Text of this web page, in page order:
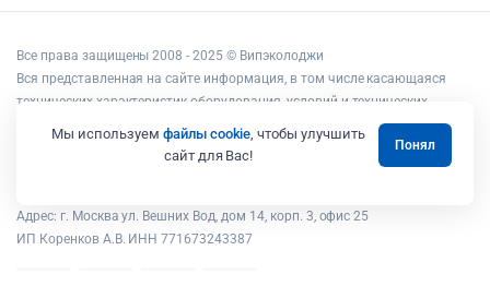
Все права защищены 2008 - 2025 © Випэколоджи
Вся представленная на сайте информация, в том числе касающаяся
технических характеристик оборудования, условий и технических
возможностей подключения, наличия на складе, стоимости товаров и
услуг, носит информационный характер и ни при каких условиях не
является публичной офертой, определяемой положениями статьи 437
Адрес: г. Москва ул. Вешних Вод, дом 14, корп. 3, офис 25
ИП Коренков А.В. ИНН 771673243387
Мы используем файлы cookie, чтобы улучшить
сайт для Вас!
Понял